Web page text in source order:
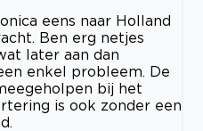
eens naar Holland
Ben erg netjes
later aan dan
enkel probleem. De
bij het
is ook zonder een